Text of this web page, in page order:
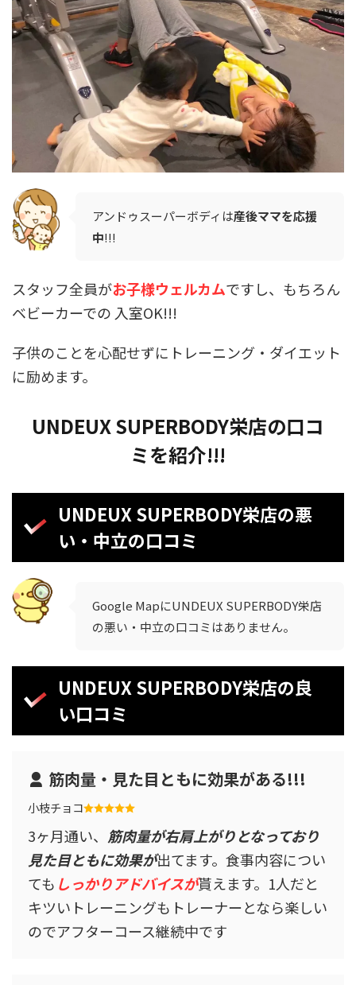
アンドゥスーパーボディは産後ママを応援
中!!!
スタッフ全員がお子様ウェルカムですし、もちろん
ベビーカーでの 入室OK!!!
子供のことを心配せずにトレーニング・ダイエット
に励めます。
UNDEUX SUPERBODY栄店の口コ
ミを紹介!!!
UNDEUX SUPERBODY栄店の悪
い・中立の口コミ
Google MapにUNDEUX SUPERBODY栄店
の悪い・中立の口コミはありません。
UNDEUX SUPERBODY栄店の良
い口コミ
筋肉量・見た目ともに効果がある!!!
小枝チョコ
3ヶ月通い、 筋肉量が右肩上がりとなっており
見た目ともに効果が出てます。食事内容につい
ても しっかりアドバイスが貰えます。1人だと
キツいトレーニングもトレーナーとなら楽しい
のでアフターコース継続中です